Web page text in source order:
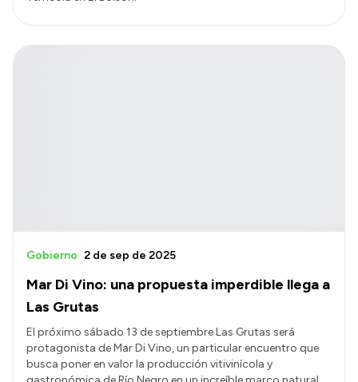
Mar Di Vino: una propuesta imperdible llega a
Las Grutas
Gobierno 2 de sep de 2025
El próximo sábado 13 de septiembre Las Grutas será
protagonista de Mar Di Vino, un particular encuentro que
busca poner en valor la producción vitivinícola y